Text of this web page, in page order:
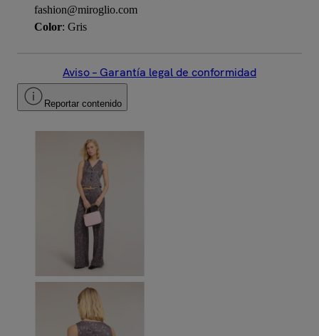
fashion@miroglio.com
Color: Gris
Aviso – Garantía legal de conformidad
Reportar contenido